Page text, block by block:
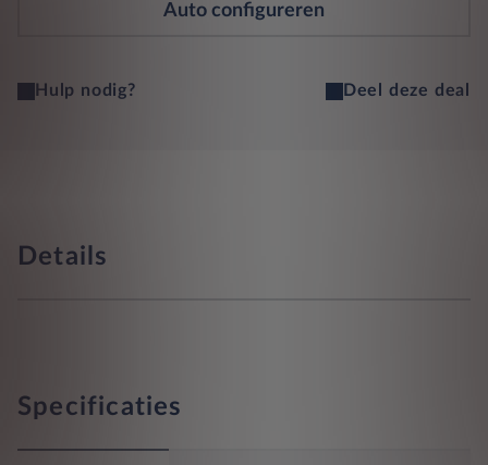
Auto configureren
Hulp nodig? Deel deze deal
Details
Specificaties